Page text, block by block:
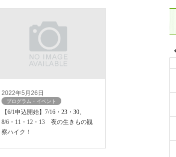
2022年5月26日
プログラム・イベント
【6/1申込開始】7/16・23・30、
8/6・11・12・13 夜の生きもの観
察ハイク！